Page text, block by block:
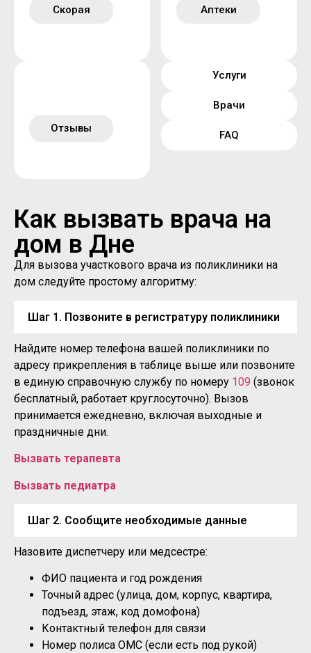
Скорая Аптеки
Отзывы
Услуги
Врачи
FAQ
Как вызвать врача на
дом в Дне
Для вызова участкового врача из поликлиники на
дом следуйте простому алгоритму:
Шаг 1. Позвоните в регистратуру поликлиники
Найдите номер телефона вашей поликлиники по
адресу прикрепления в таблице выше или позвоните
в единую справочную службу по номеру 109 (звонок
бесплатный, работает круглосуточно). Вызов
принимается ежедневно, включая выходные и
праздничные дни.
Вызвать терапевта
Вызвать педиатра
Шаг 2. Сообщите необходимые данные
Назовите диспетчеру или медсестре:
ФИО пациента и год рождения
Точный адрес (улица, дом, корпус, квартира,
подъезд, этаж, код домофона)
Контактный телефон для связи
Номер полиса ОМС (если есть под рукой)